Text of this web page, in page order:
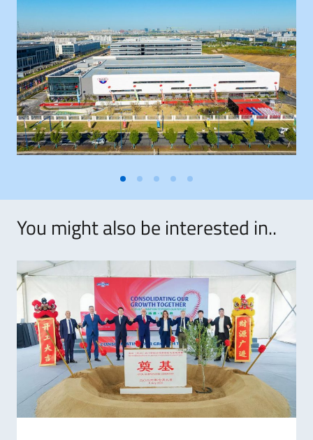
You might also be interested in..